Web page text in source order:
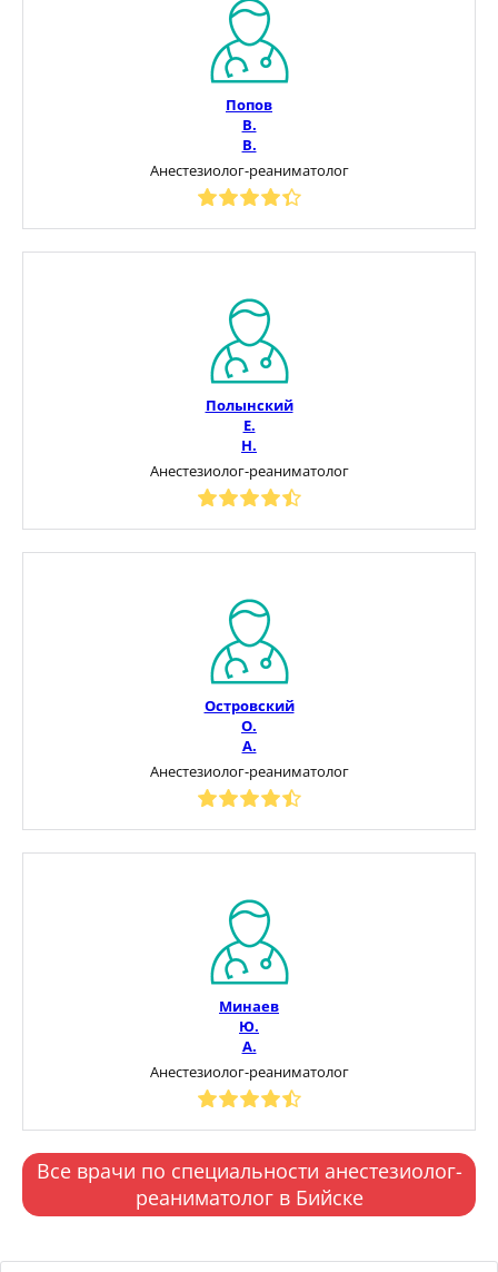
Попов
В.
В.
Анестезиолог-реаниматолог
Полынский
Е.
Н.
Анестезиолог-реаниматолог
Островский
О.
А.
Анестезиолог-реаниматолог
Минаев
Ю.
А.
Анестезиолог-реаниматолог
Все врачи по специальности анестезиолог-
реаниматолог в Бийске